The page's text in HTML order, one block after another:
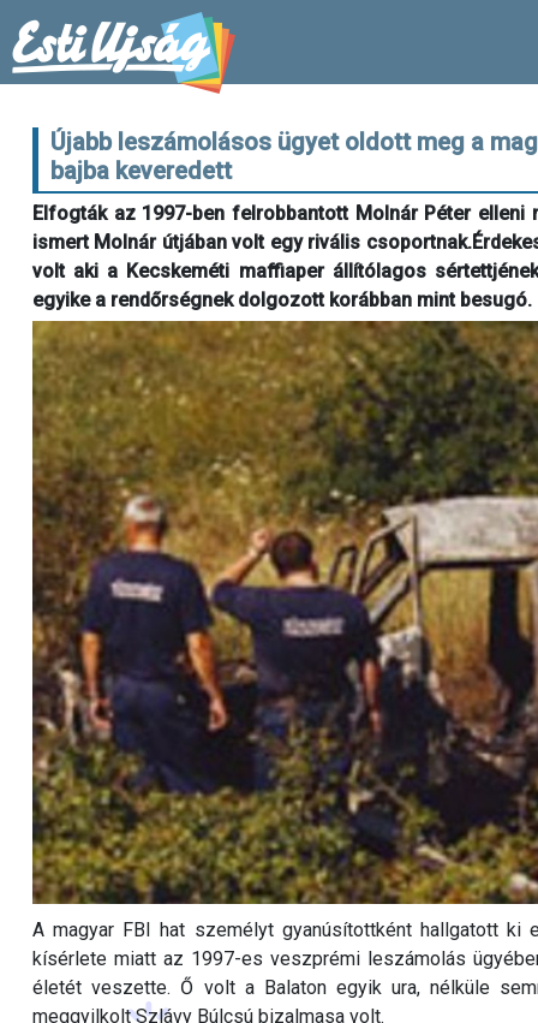
Újabb leszámolásos ügyet oldott meg a
bajba keveredett
Elfogták az 1997-ben felrobbantott Molnár Péter
ismert Molnár útjában volt egy rivális
volt aki a Kecskeméti maffiaper állítólagos
egyike a rendőrségnek dolgozott korábban mint besugó.
A magyar FBI hat személyt gyanúsítottként hallgatott
kísérlete miatt az 1997-es veszprémi leszámolás
életét veszette. Ő volt a Balaton egyik ura, nélküle
meggyilkolt Szlávy Búlcsú bizalmasa volt.